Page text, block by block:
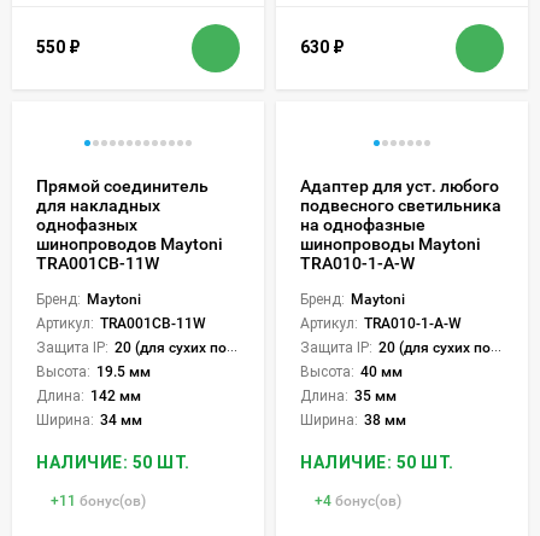
550 ₽ 630 ₽
Прямой соединитель
для накладных
однофазных
шинопроводов Maytoni
TRA001CB-11W
Бренд: Maytoni
Артикул: TRA001CB-11W
Защита IP: 20 (для сухих пом.)
Высота: 19.5 мм
Длина: 142 мм
Ширина: 34 мм
НАЛИЧИЕ: 50 ШТ.
+11 бонус(ов)
Адаптер для уст. любого
подвесного светильника
на однофазные
шинопроводы Maytoni
TRA010-1-A-W
Бренд: Maytoni
Артикул: TRA010-1-A-W
Защита IP: 20 (для сухих пом.)
Высота: 40 мм
Длина: 35 мм
Ширина: 38 мм
НАЛИЧИЕ: 50 ШТ.
+4 бонус(ов)